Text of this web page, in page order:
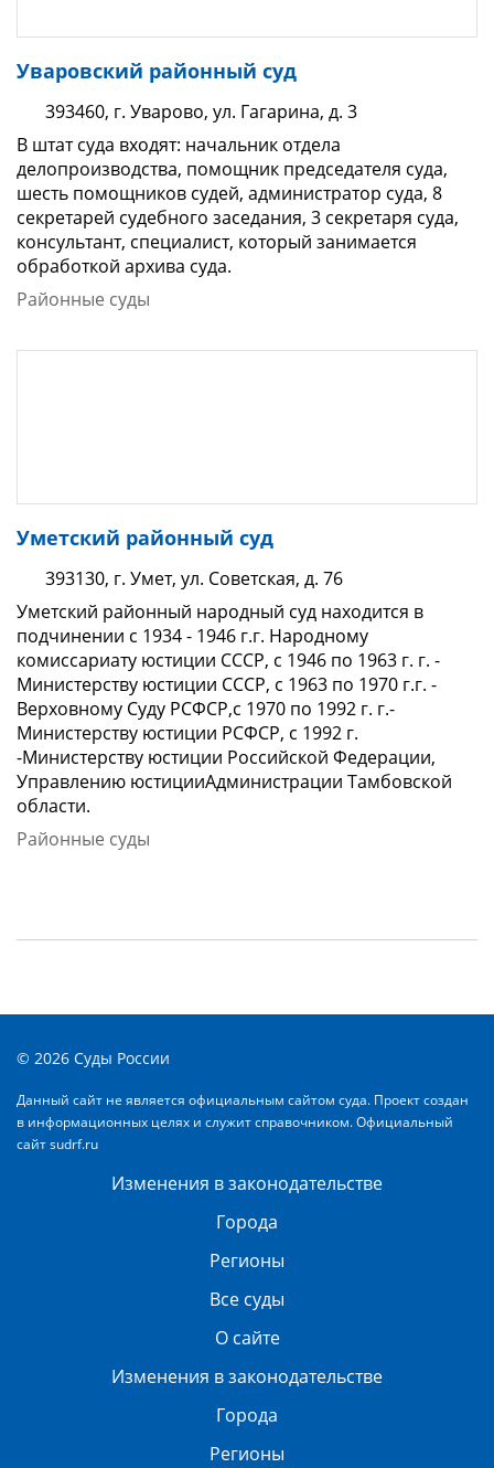
Уваровский районный суд
393460, г. Уварово, ул. Гагарина, д. 3
В штат суда входят: начальник отдела
делопроизводства, помощник председателя суда,
шесть помощников судей, администратор суда, 8
секретарей судебного заседания, 3 секретаря суда,
консультант, специалист, который занимается
обработкой архива суда.
Районные суды
Уметский районный суд
393130, г. Умет, ул. Советская, д. 76
Уметский районный народный суд находится в
подчинении с 1934 - 1946 г.г. Народному
комиссариату юстиции СССР, с 1946 по 1963 г. г. -
Министерству юстиции СССР, с 1963 по 1970 г.г. -
Верховному Суду РСФСР,с 1970 по 1992 г. г.-
Министерству юстиции РСФСР, с 1992 г.
-Министерству юстиции Российской Федерации,
Управлению юстицииАдминистрации Тамбовской
области.
Районные суды
© 2026 Суды России
Данный сайт не является официальным сайтом суда. Проект создан
в информационных целях и служит справочником. Официальный
сайтsudrf.ru
Изменения в законодательстве
Города
Регионы
Все суды
О сайте
Изменения в законодательстве
Города
Регионы